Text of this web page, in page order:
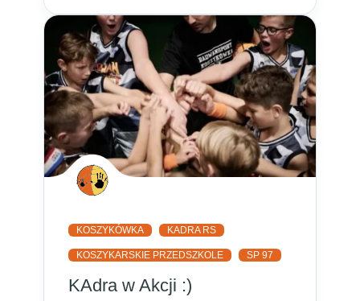
KOSZYKÓWKA KADRA RS
KOSZYKARSKIE PRZEDSZKOLE SP 97
KAdra w Akcji :)